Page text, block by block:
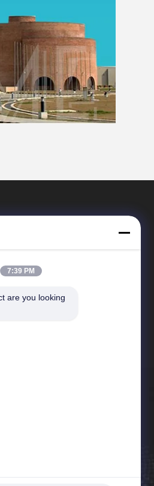
Связи
7:39 PM
are you looking